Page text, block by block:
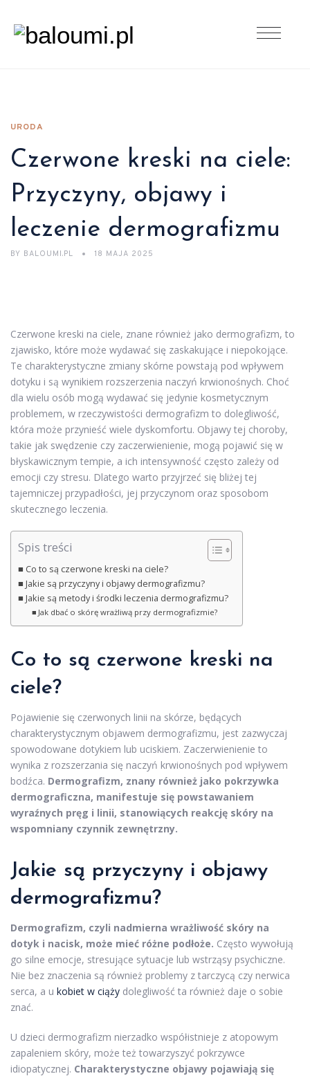
URODA
Czerwone kreski na ciele:
Przyczyny, objawy i
leczenie dermografizmu
BY BALOUMI.PL 18 MAJA 2025
Czerwone kreski na ciele, znane również jako dermografizm, to
zjawisko, które może wydawać się zaskakujące i niepokojące.
Te charakterystyczne zmiany skórne powstają pod wpływem
dotyku i są wynikiem rozszerzenia naczyń krwionośnych. Choć
dla wielu osób mogą wydawać się jedynie kosmetycznym
problemem, w rzeczywistości dermografizm to dolegliwość,
która może przynieść wiele dyskomfortu. Objawy tej choroby,
takie jak swędzenie czy zaczerwienienie, mogą pojawić się w
błyskawicznym tempie, a ich intensywność często zależy od
emocji czy stresu. Dlatego warto przyjrzeć się bliżej tej
tajemniczej przypadłości, jej przyczynom oraz sposobom
skutecznego leczenia.
Spis treści
Co to są czerwone kreski na ciele?
Jakie są przyczyny i objawy dermografizmu?
Jakie są metody i środki leczenia dermografizmu?
Jak dbać o skórę wrażliwą przy dermografizmie?
Co to są czerwone kreski na
ciele?
Pojawienie się czerwonych linii na skórze, będących
charakterystycznym objawem dermografizmu, jest zazwyczaj
spowodowane dotykiem lub uciskiem. Zaczerwienienie to
wynika z rozszerzania się naczyń krwionośnych pod wpływem
bodźca. Dermografizm, znany również jako pokrzywka
dermograficzna, manifestuje się powstawaniem
wyraźnych pręg i linii, stanowiących reakcję skóry na
wspomniany czynnik zewnętrzny.
Jakie są przyczyny i objawy
dermografizmu?
Dermografizm, czyli nadmierna wrażliwość skóry na
dotyk i nacisk, może mieć różne podłoże. Często wywołują
go silne emocje, stresujące sytuacje lub wstrząsy psychiczne.
Nie bez znaczenia są również problemy z tarczycą czy nerwica
serca, a u kobiet w ciąży dolegliwość ta również daje o sobie
znać.
U dzieci dermografizm nierzadko współistnieje z atopowym
zapaleniem skóry, może też towarzyszyć pokrzywce
idiopatycznej. Charakterystyczne objawy pojawiają się